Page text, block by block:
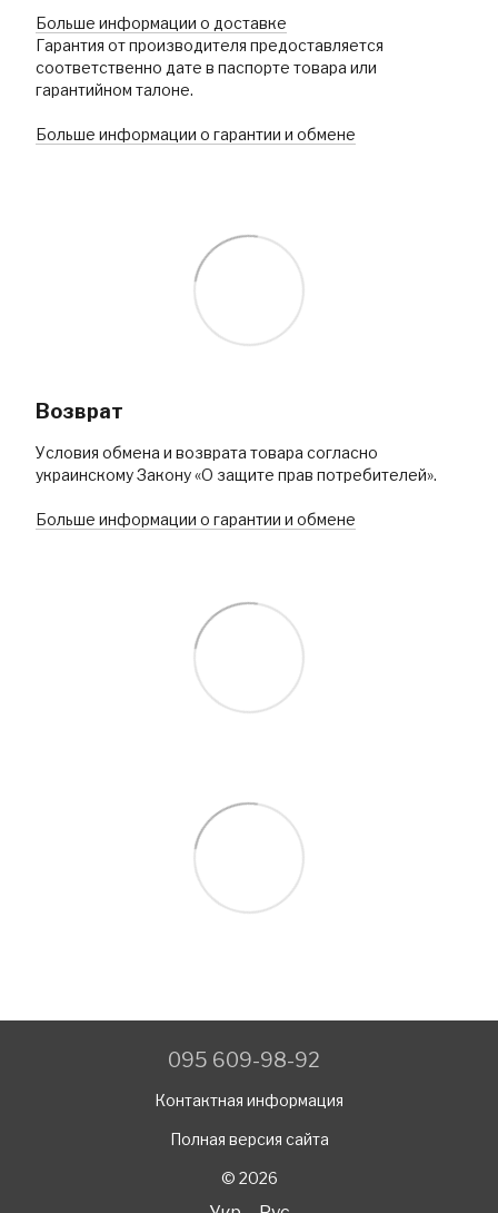
Больше информации о доставке
Гарантия от производителя предоставляется
соответственно дате в паспорте товара или
гарантийном талоне.
Больше информации о гарантии и обмене
Возврат
Условия обмена и возврата товара согласно
украинскому Закону «О защите прав потребителей».
Больше информации о гарантии и обмене
095 609-98-92
Контактная информация
Полная версия сайта
© 2026